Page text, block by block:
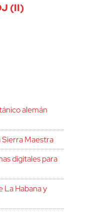
(II)
alemán
Sierra Maestra
digitales para
La Habana y